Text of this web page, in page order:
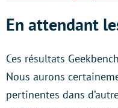
En attendant
Ces résultats
Nous aurons
pertinentes dans